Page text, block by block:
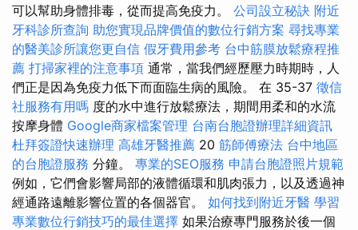
可以幫助身體排毒，從而提高免疫力。 公司設立秘訣 附近
牙科診所查詢 助您實現品牌價值的數位行銷方案 尋找專業
的醫美診所讓您更自信 假牙費用參考 台中筋膜放鬆療程推
薦 打掃家裡的注意事項 通常，當我們經歷壓力時期時，人
們正是因為免疫力低下而面臨生病的風險。 在 35-37 徵信
社服務有用嗎 度的水中進行放鬆療法，期間用柔和的水流
按摩身體 Google商家檔案管理 台南台胞證辦理詳細資訊
杜拜簽證快速辦理 高雄牙醫推薦 20 筋師傅療法 台中地區
的台胞證服務 分鐘。 專業的SEO服務 申請台胞證照片規範
例如，它們會影響局部的液體循環和肌肉張力，以及透過神
經通路遠離影響位置的各個器官。 如何找到附近牙醫 學習
專業數位行銷技巧的最佳選擇 如果治療專門服務於後一個